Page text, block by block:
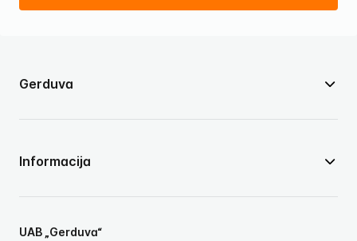
UAB „Gerduva“
Gerduva
Informacija